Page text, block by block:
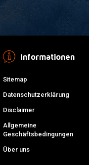
Informationen
Sitemap
Datenschutzerklärung
Disclaimer
Allgemeine
Geschäftsbedingungen
Über uns